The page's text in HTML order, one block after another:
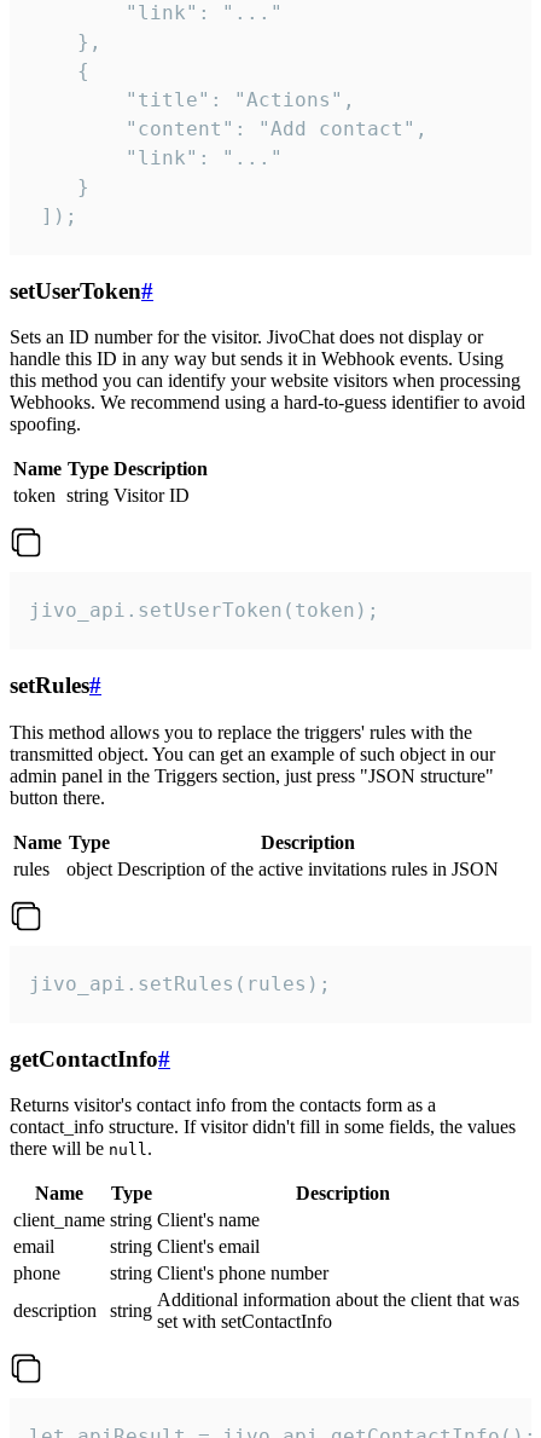
        "link": "..."
    },
    {
        "title": "Actions",
        "content": "Add contact",
        "link": "..."
    }
]);
setUserToken#
Sets an ID number for the visitor. JivoChat does not display or
handle this ID in any way but sends it in Webhook events. Using
this method you can identify your website visitors when processing
Webhooks. We recommend using a hard-to-guess identifier to avoid
spoofing.
Name Type Description
token string Visitor ID
jivo_api.setUserToken(token);
setRules#
This method allows you to replace the triggers' rules with the
transmitted object. You can get an example of such object in our
admin panel in the Triggers section, just press "JSON structure"
button there.
Name Type
Description
rules
object Description of the active invitations rules in JSON
jivo_api.setRules(rules);
getContactInfo#
Returns visitor's contact info from the contacts form as a
contact_info structure. If visitor didn't fill in some fields, the values
there will be null.
Name Type
Description
client_name string Client's name
email
string Client's email
phone
string Client's phone number
description
string
Additional information about the client that was
set with setContactInfo